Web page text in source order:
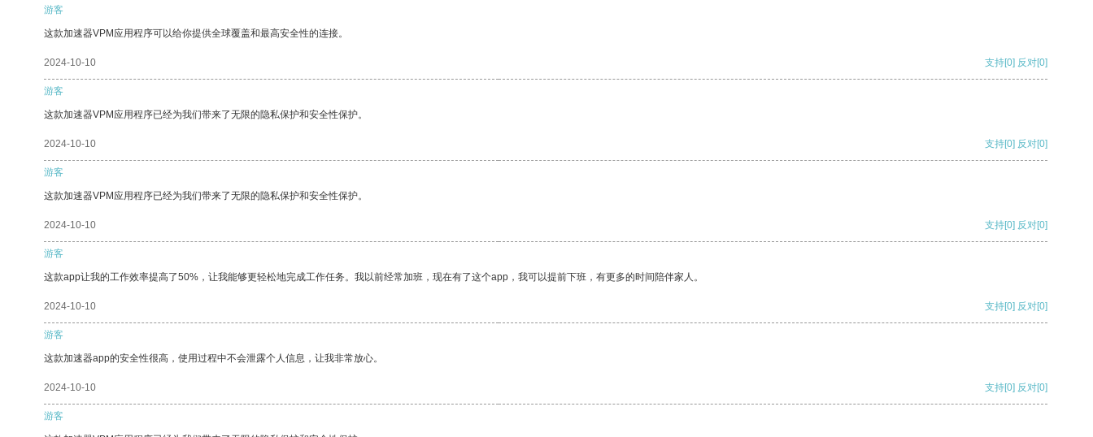
游客
这款加速器VPM应用程序可以给你提供全球覆盖和最高安全性的连接。
2024-10-10 支持[0] 反对[0]
游客
这款加速器VPM应用程序已经为我们带来了无限的隐私保护和安全性保护。
2024-10-10 支持[0] 反对[0]
游客
这款加速器VPM应用程序已经为我们带来了无限的隐私保护和安全性保护。
2024-10-10 支持[0] 反对[0]
游客
这款app让我的工作效率提高了50%，让我能够更轻松地完成工作任务。我以前经常加班，现在有了这个app，我可以提前下班，有更多的时间陪伴家人。
2024-10-10 支持[0] 反对[0]
游客
这款加速器app的安全性很高，使用过程中不会泄露个人信息，让我非常放心。
2024-10-10 支持[0] 反对[0]
游客